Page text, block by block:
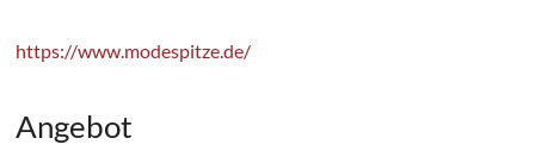
https://www.modespitze.de/
Angebot